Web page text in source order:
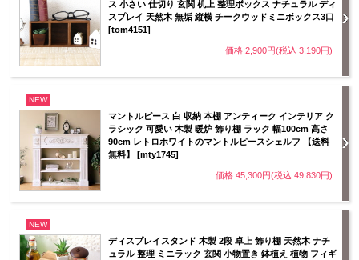
ス 小さい 仕切り 玄関 机上 整理ボックス ナチュラル ディ
スプレイ 天然木 無垢 縦横 チークウッドミニボックス3口
[tom4151]
価格:2,900円(税込 3,190円)
NEW
マントルピース 白 収納 本棚 アンティーク インテリア ク
ラシック 可愛い 木製 暖炉 飾り棚 ラック 幅100cm 高さ
90cm レトロホワイトのマントルピースシェルフ 【送料
無料】 [mty1745]
価格:45,300円(税込 49,830円)
NEW
ディスプレイスタンド 木製 2段 卓上 飾り棚 天然木 ナチ
ュラル 整理 ミニラック 玄関 小物置き 鉢植え 植物 フィギ